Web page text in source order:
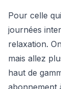
Pour celle
journées
relaxation.
mais allez
haut de
abonnement